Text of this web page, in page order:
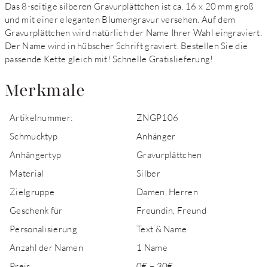
Das 8-seitige silberen Gravurplättchen ist ca. 16 x 20 mm groß
und mit einer eleganten Blumengravur versehen. Auf dem
Gravurplättchen wird natürlich der Name Ihrer Wahl eingraviert.
Der Name wird in hübscher Schrift graviert. Bestellen Sie die
passende Kette gleich mit! Schnelle Gratislieferung!
Merkmale
Artikelnummer:
ZNGP106
Schmucktyp
Anhänger
Anhängertyp
Gravurplättchen
Material
Silber
Zielgruppe
Damen, Herren
Geschenk für
Freundin, Freund
Personalisierung
Text & Name
Anzahl der Namen
1 Name